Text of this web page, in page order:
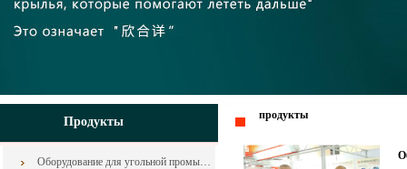
Продукты
Оборудование для угольной промышленности из Китая
продукты